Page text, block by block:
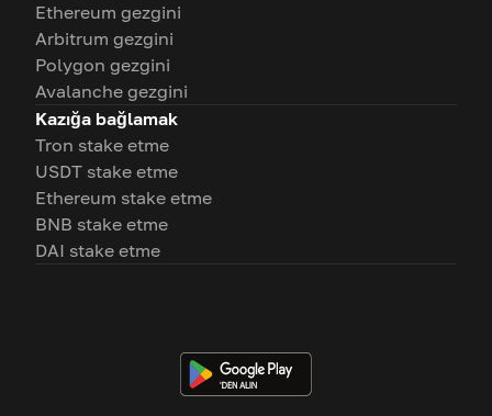
Ethereum gezgini
Arbitrum gezgini
Polygon gezgini
Avalanche gezgini
Kazığa bağlamak
Tron stake etme
USDT stake etme
Ethereum stake etme
BNB stake etme
DAI stake etme